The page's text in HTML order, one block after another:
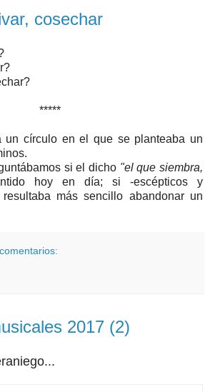
cosechar
*****
un círculo en el que se planteaba un
si el dicho "el que siembra,
hoy en día; si -escépticos y
resultaba más sencillo abandonar un
2017 (2)